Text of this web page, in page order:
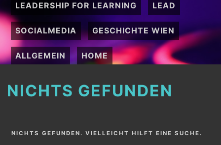
LEADERSHIP FOR LEARNING LEAD
SOCIALMEDIA GESCHICHTE WIEN
ALLGEMEIN HOME
NICHTS GEFUNDEN
NICHTS GEFUNDEN. VIELLEICHT HILFT EINE SUCHE.